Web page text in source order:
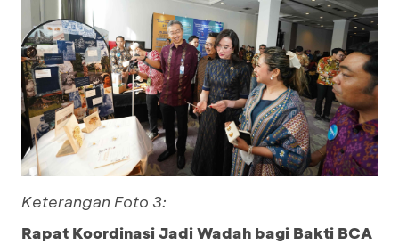
Keterangan Foto 3:
Rapat Koordinasi Jadi Wadah bagi Bakti BCA